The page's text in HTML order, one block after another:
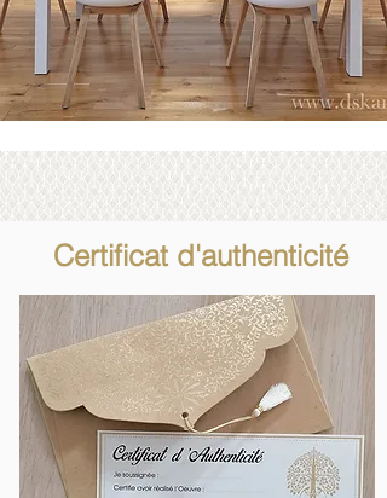
Certificat d'authenticité